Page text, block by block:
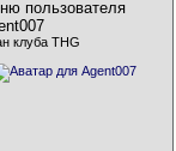
клуба THG